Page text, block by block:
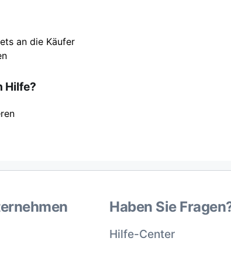
an die Käufer
Hilfe?
Haben Sie
Hilfe-Center